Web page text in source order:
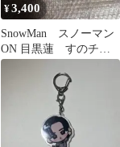
¥3,400
SnowMan スノーマン
ON 目黒蓮 すのチル
ソフビ